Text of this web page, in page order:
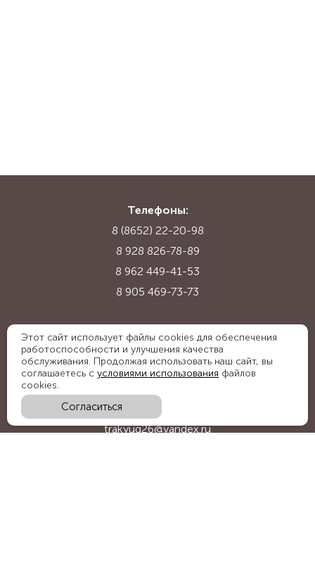
Телефоны:
8 (8652) 22-20-98
8 928 826-78-89
8 962 449-41-53
8 905 469-73-73
Адрес:
Ставропольский край, с. Надежда,
ул. Промышленная, 1Б
trakyug26@yandex.ru
Этот сайт использует файлы cookies для обеспечения
работоспособности и улучшения качества
обслуживания. Продолжая использовать наш сайт, вы
соглашаетесь с условиями использования файлов
cookies.
Согласиться